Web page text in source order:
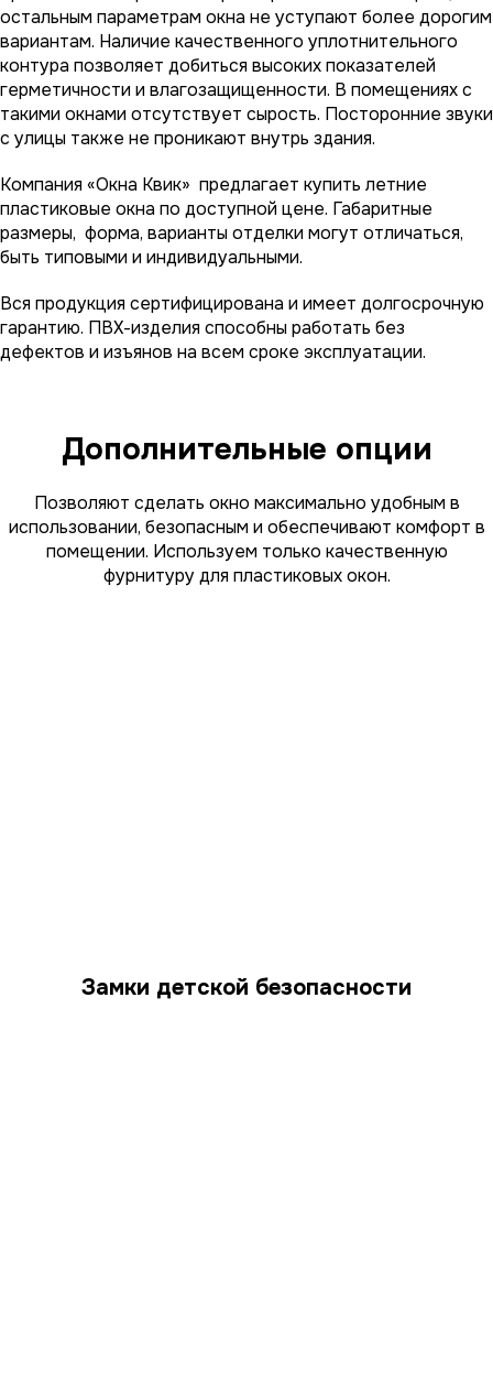
остальным параметрам окна не уступают более дорогим
вариантам. Наличие качественного уплотнительного
контура позволяет добиться высоких показателей
герметичности и влагозащищенности. В помещениях с
такими окнами отсутствует сырость. Посторонние звуки
с улицы также не проникают внутрь здания.
Компания «Окна Квик» предлагает купить летние
пластиковые окна по доступной цене. Габаритные
размеры, форма, варианты отделки могут отличаться,
быть типовыми и индивидуальными.
Вся продукция сертифицирована и имеет долгосрочную
гарантию. ПВХ-изделия способны работать без
дефектов и изъянов на всем сроке эксплуатации.
Дополнительные опции
Позволяют сделать окно максимально удобным в
использовании, безопасным и обеспечивают комфорт в
помещении. Используем только качественную
фурнитуру для пластиковых окон.
Замки детской безопасности